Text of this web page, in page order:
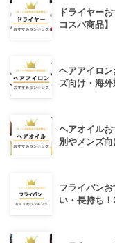
ドライヤー
コスパ商品】
ヘアアイロ
ズ向け・海外
ヘアオイル
別やメンズ向
フライパン
い・長持ち！